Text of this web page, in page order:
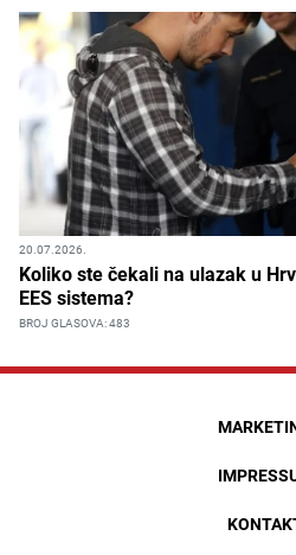
20.07.2026.
Koliko ste čekali na ulazak u
EES sistema?
BROJ GLASOVA: 483